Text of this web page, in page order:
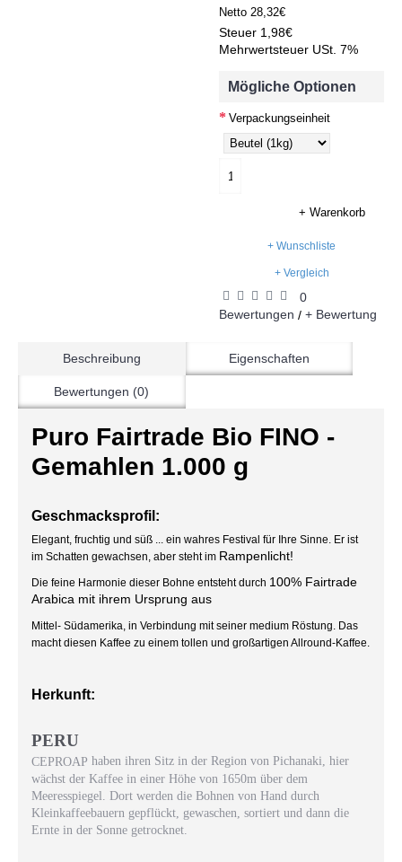
Netto 28,32€
Steuer 1,98€
Mehrwertsteuer USt. 7%
Mögliche Optionen
Verpackungseinheit
+ Warenkorb
+ Wunschliste
+ Vergleich
0
Bewertungen / + Bewertung
Beschreibung Eigenschaften
Bewertungen (0)
Puro Fairtrade Bio FINO -
Gemahlen 1.000 g
Geschmacksprofil:
Elegant, fruchtig und süß ... ein wahres Festival für Ihre Sinne. Er ist
im Schatten gewachsen, aber steht im Rampenlicht!
Die feine Harmonie dieser Bohne entsteht durch 100% Fairtrade
Arabica mit ihrem Ursprung aus
Mittel- Südamerika, in Verbindung mit seiner medium Röstung. Das
macht diesen Kaffee zu einem tollen und großartigen Allround-Kaffee.
Herkunft:
PERU
CEPROAP haben ihren Sitz in der Region von Pichanaki, hier
wächst der Kaffee in einer Höhe von 1650m über dem
Meeresspiegel. Dort werden die Bohnen von Hand durch
Kleinkaffeebauern gepflückt, gewaschen, sortiert und dann die
Ernte in der Sonne getrocknet.